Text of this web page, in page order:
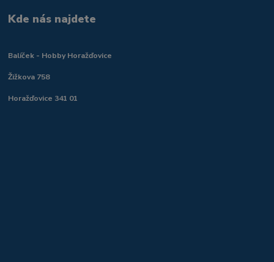
Kde nás najdete
Balíček - Hobby Horažďovice
Žižkova 758
Horažďovice 341 01